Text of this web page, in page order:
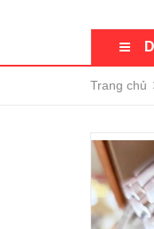
Trang chủ